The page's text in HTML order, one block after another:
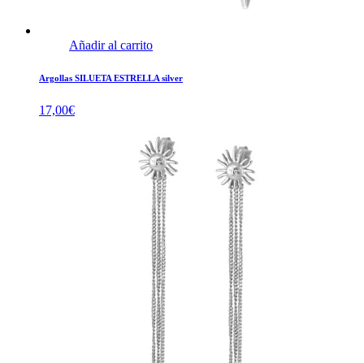
Añadir al carrito
Argollas SILUETA ESTRELLA silver
17,00€